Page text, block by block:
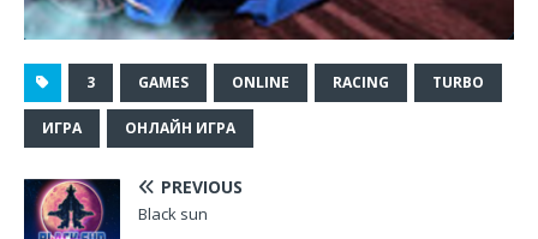
3 GAMES ONLINE RACING TURBO
ИГРА ОНЛАЙН ИГРА
PREVIOUS
Black sun